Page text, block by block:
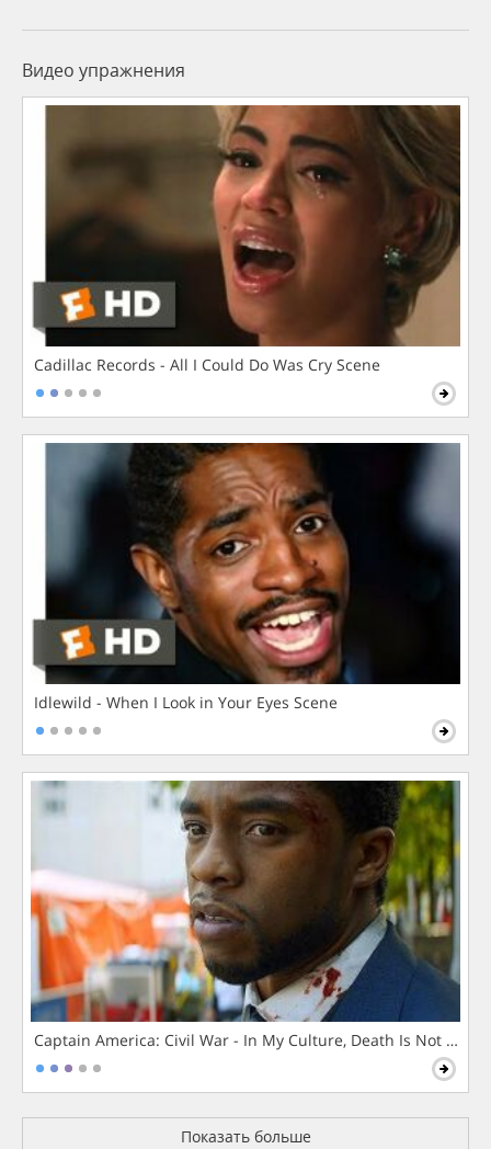
Видео упражнения
Cadillac Records - All I Could Do Was Cry Scene
Idlewild - When I Look in Your Eyes Scene
Captain America: Civil War - In My Culture, Death Is Not The
Показать больше